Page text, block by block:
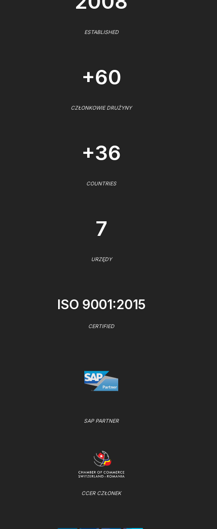
ESTABLISHED
+60
CZŁONKOWIE DRUŻYNY
+36
COUNTRIES
7
URZĘDY
ISO 9001:2015
CERTIFIED
SAP PARTNER
CCER CZŁONEK